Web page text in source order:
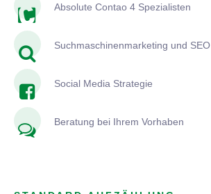
Absolute Contao 4 Spezialisten
Suchmaschinenmarketing und SEO
Social Media Strategie
Beratung bei Ihrem Vorhaben